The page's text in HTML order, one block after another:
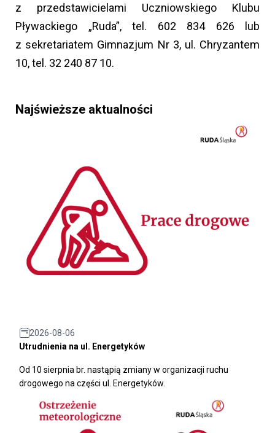
z przedstawicielami Uczniowskiego Klubu
Pływackiego „Ruda”, tel. 602 834 626 lub
z sekretariatem Gimnazjum Nr 3, ul. Chryzantem
10, tel. 32 240 87 10.
Najświeższe aktualności
2026-08-06
Utrudnienia na ul. Energetyków
Od 10 sierpnia br. nastąpią zmiany w organizacji ruchu
drogowego na części ul. Energetyków.